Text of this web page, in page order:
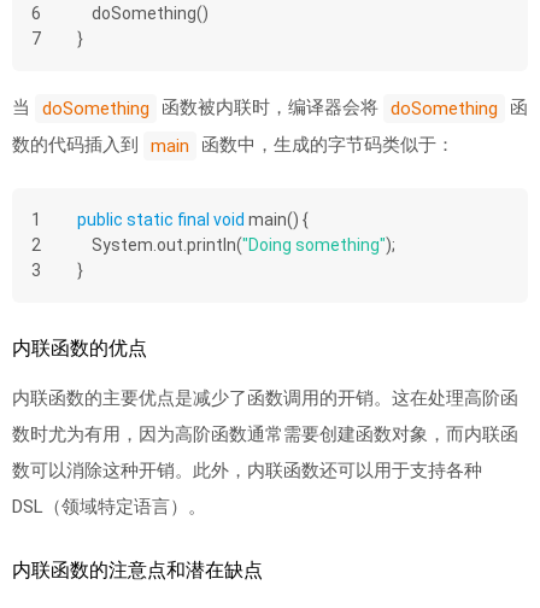
6
7
    doSomething()
}
当 doSomething 函数被内联时，编译器会将 doSomething
函
数的代码插入到
main 函数中，生成的字节码类似于：
1
2
3
public static final void main() {
    System.out.println(
"Doing something");
}
内联函数的优点
内联函数的主要优点是减少了函数调用的开销。这在处理高阶函
数时尤为有用，因为高阶函数通常需要创建函数对象，而内联函
数可以消除这种开销。此外，内联函数还可以用于支持各种
DSL（领域特定语言）。
内联函数的注意点和潜在缺点